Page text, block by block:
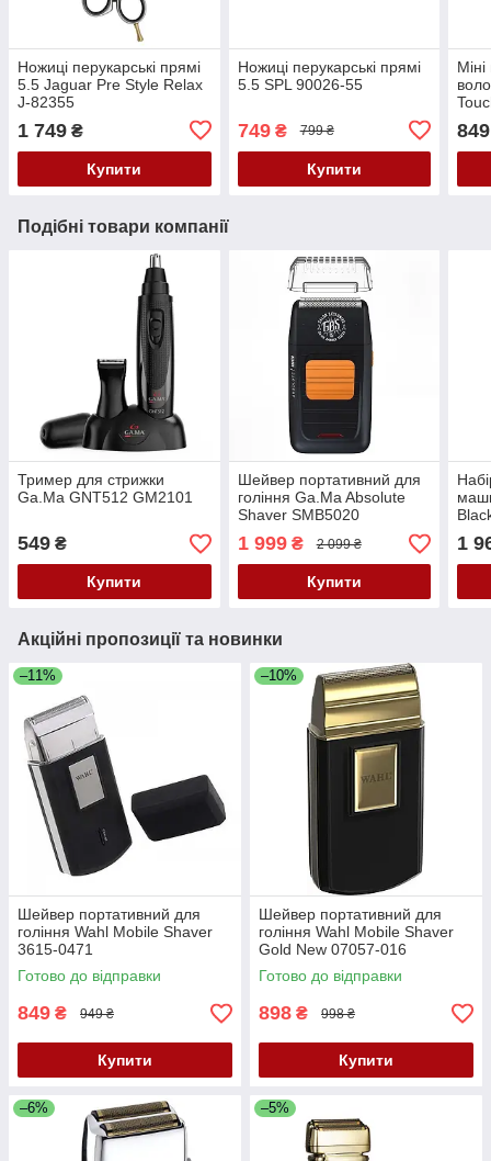
Ножиці перукарські прямі
5.5 Jaguar Pre Style Relax
J-82355
1 749 ₴
Купити
Ножиці перукарські прямі
5.5 SPL 90026-55
749₴ 799 ₴
Купити
849
Подібні товари компанії
Тример для стрижки
Ga.Ma GNT512 GM2101
549 ₴
Купити
Шейвер портативний для
гоління Ga.Ma Absolute
Shaver SMB5020
1 999₴ 2 099 ₴
Купити
1
Акційні пропозиції та новинки
–11%
Шейвер портативний для
гоління Wahl Mobile Shaver
3615-0471
Готово до відправки
849 ₴ 949 ₴
Купити
–10%
Шейвер портативний для
гоління Wahl Mobile Shaver
Gold New 07057-016
Готово до відправки
898 ₴ 998 ₴
Купити
–6% –5%